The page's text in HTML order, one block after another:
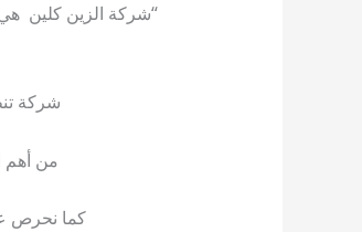
“شركة الزين كلين
شركة
من أهم
كما نحرص